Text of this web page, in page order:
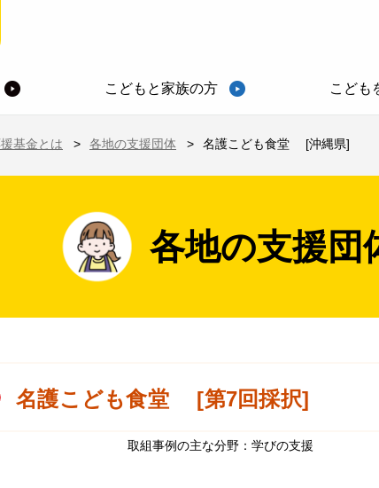
こどもと家族の方 こども
基金とは 各地の支援団体 名護こども食堂 [沖縄県]
各地の支援団
名護こども食堂 [第7回採択]
取組事例の主な分野：学びの支援